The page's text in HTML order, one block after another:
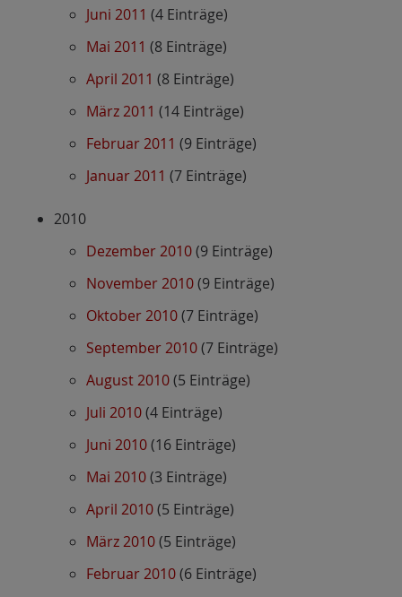
Juni 2011 (4 Einträge)
Mai 2011 (8 Einträge)
April 2011 (8 Einträge)
März 2011 (14 Einträge)
Februar 2011 (9 Einträge)
Januar 2011 (7 Einträge)
2010
Dezember 2010(9 Einträge)
November 2010(9 Einträge)
Oktober 2010(7 Einträge)
September 2010(7 Einträge)
August 2010(5 Einträge)
Juli 2010(4 Einträge)
Juni 2010(16 Einträge)
Mai 2010(3 Einträge)
April 2010(5 Einträge)
März 2010(5 Einträge)
Februar 2010(6 Einträge)